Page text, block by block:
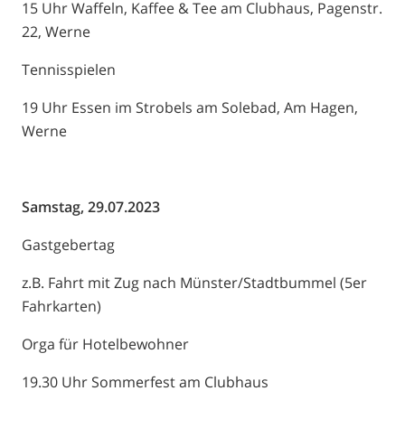
15 Uhr Waffeln, Kaffee & Tee am Clubhaus, Pagenstr.
22, Werne
Tennisspielen
19 Uhr Essen im Strobels am Solebad, Am Hagen,
Werne
Samstag, 29.07.2023
Gastgebertag
z.B. Fahrt mit Zug nach Münster/Stadtbummel (5er
Fahrkarten)
Orga für Hotelbewohner
19.30 Uhr Sommerfest am Clubhaus